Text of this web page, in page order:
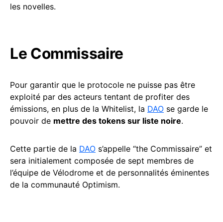
les novelles.
Le Commissaire
Pour garantir que le protocole ne puisse pas être
exploité par des acteurs tentant de profiter des
émissions, en plus de la Whitelist, la DAO se garde le
pouvoir de mettre des tokens sur liste noire.
Cette partie de la DAO s’appelle “the Commissaire” et
sera initialement composée de sept membres de
l’équipe de Vélodrome et de personnalités éminentes
de la communauté Optimism.